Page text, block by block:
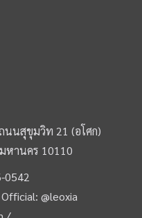
นนสุขุมวิท 21 (อโศก)
หานคร 10110
0542
Official:@leoxia